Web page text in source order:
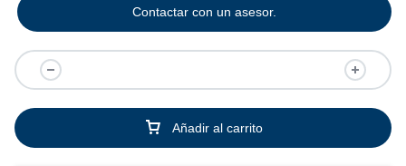
Añadir al carrito
Contactar con un asesor.